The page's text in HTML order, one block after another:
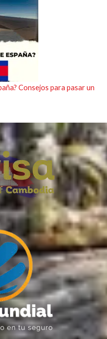
Consejos para pasar un